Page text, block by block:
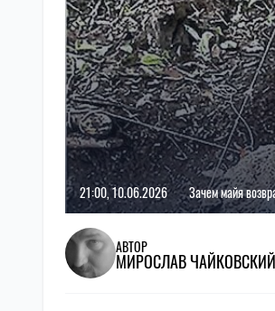
21:00, 10.06.2026 Зачем майя
АВТОР
МИРОСЛАВ ЧАЙКОВСКИЙ